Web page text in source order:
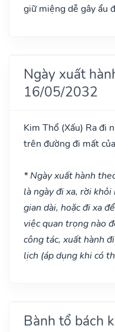
giữ miệng dễ gây ẩu
Ngày xuất
16/05/2032
Kim Thổ (Xấu) Ra đi
trên đường đi mất
* Ngày xuất hành
là ngày đi xa, rời
gian dài, hoặc đi xa
việc quan trọng nào
công tác, xuất hành
lịch (áp dụng khi có
Bành tổ bách